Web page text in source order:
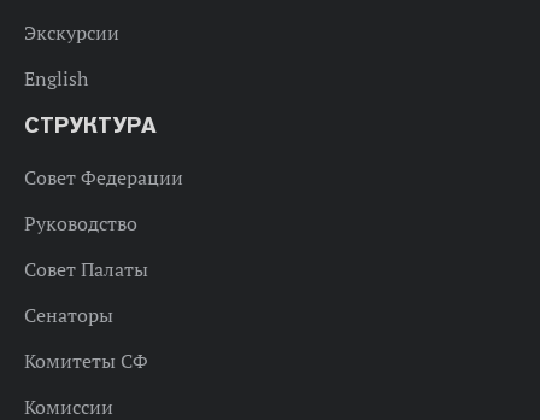
Экскурсии
English
СТРУКТУРА
Совет Федерации
Руководство
Совет Палаты
Сенаторы
Комитеты СФ
Комиссии